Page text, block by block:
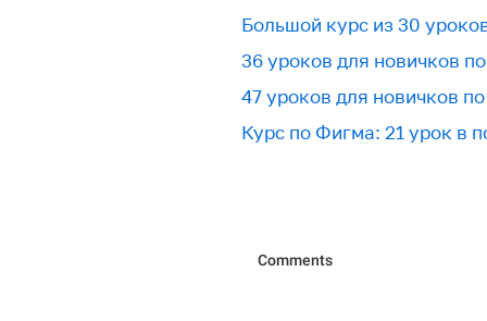
Большой курс из 30
36 уроков для новичков
47 уроков для новичков
Курс по Фигма: 21 урок в